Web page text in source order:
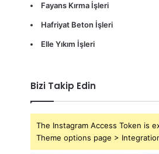
Fayans Kırma İşleri
Hafriyat Beton İşleri
Elle Yıkım İşleri
Bizi Takip Edin
The Instagram Access Token is
Theme options page >